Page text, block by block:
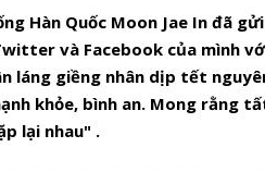
Hàn Quốc Moon Jae In đã
và Facebook của mình
láng giềng nhân dịp tết
khỏe, bình an. Mong rằng
lại nhau" .